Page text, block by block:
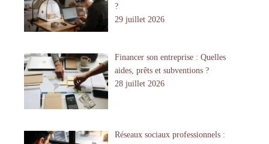
?
29 juillet 2026
Financer son entreprise : Quelles
aides, prêts et subventions ?
28 juillet 2026
Réseaux sociaux professionnels :